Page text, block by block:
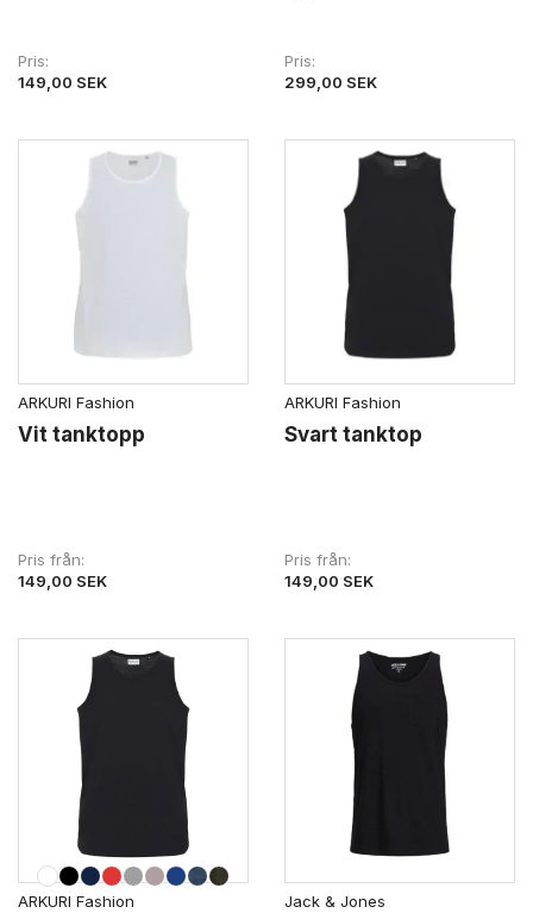
Pris
149,00 SEK
Pris
299,00 SEK
ARKURI Fashion
Vit tanktopp
Pris från
149,00 SEK
ARKURI Fashion
Svart tanktop
Pris från
149,00 SEK
ARKURI Fashion Jack & Jones